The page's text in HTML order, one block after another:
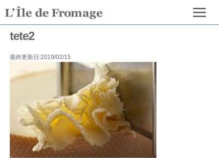
tete2
最終更新日:2019/02/15